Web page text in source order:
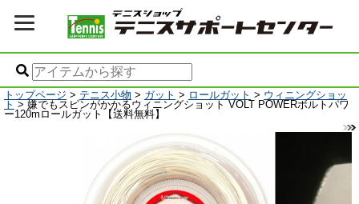
トップページ > テニス小物 > ガット > ロールガット > ウィニングショッ
ト > 嫌でもスピンがかかるウィニングショット VOLT POWERボルトパワ
ー120mロールガット【送料無料】